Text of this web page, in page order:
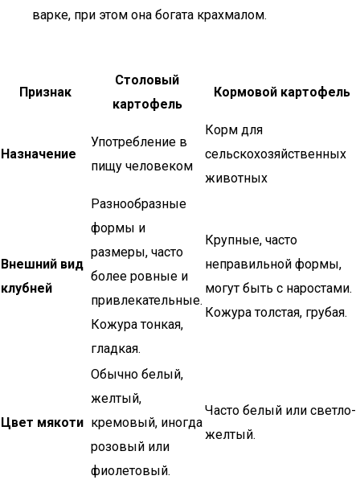
варке, при этом она богата крахмалом.
Признак
Столовый
картофель
Кормовой картофель
Назначение
Употребление в
пищу человеком
Корм для
сельскохозяйственных
животных
Внешний вид
клубней
Разнообразные
формы и
размеры, часто
более ровные и
привлекательные.
Кожура тонкая,
гладкая.
Крупные, часто
неправильной формы,
могут быть с наростами.
Кожура толстая, грубая.
Цвет мякоти
Обычно белый,
желтый,
кремовый, иногда
розовый или
фиолетовый.
Часто белый или светло-
желтый.